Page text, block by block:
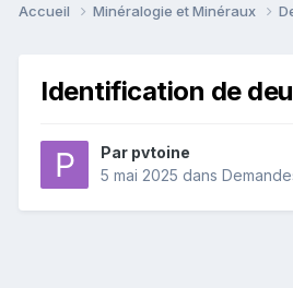
Accueil Minéralogie et Minéraux
Identification de
Par pvtoine
5 mai 2025 dans